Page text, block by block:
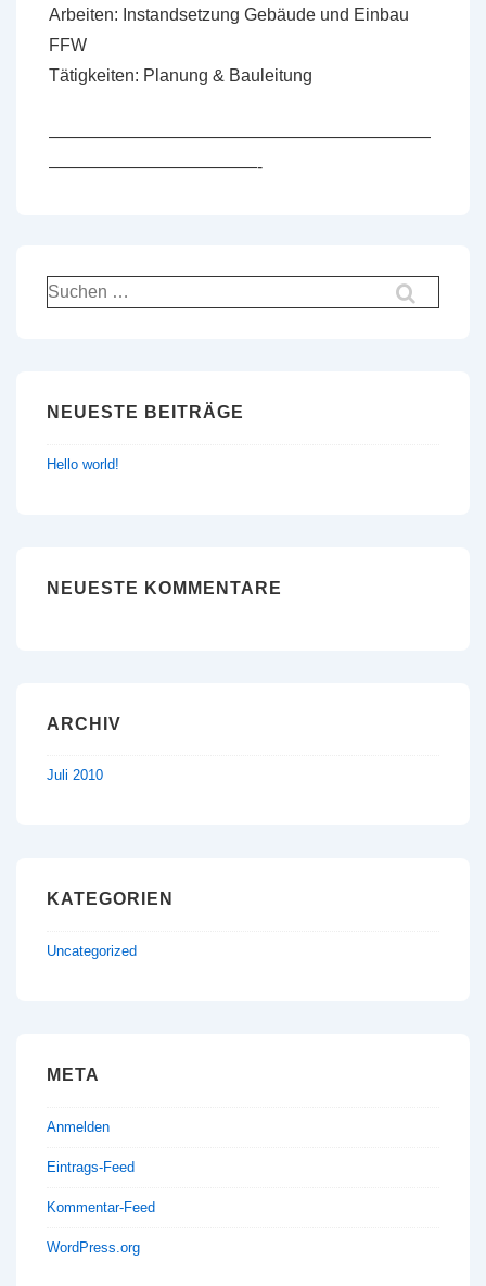
Arbeiten: Instandsetzung Gebäude und Einbau
FFW
Tätigkeiten: Planung & Bauleitung
——————————————————————
————————————-
Suchen
nach:
NEUESTE BEITRÄGE
Hello world!
NEUESTE KOMMENTARE
ARCHIV
Juli 2010
KATEGORIEN
Uncategorized
META
Anmelden
Eintrags-Feed
Kommentar-Feed
WordPress.org